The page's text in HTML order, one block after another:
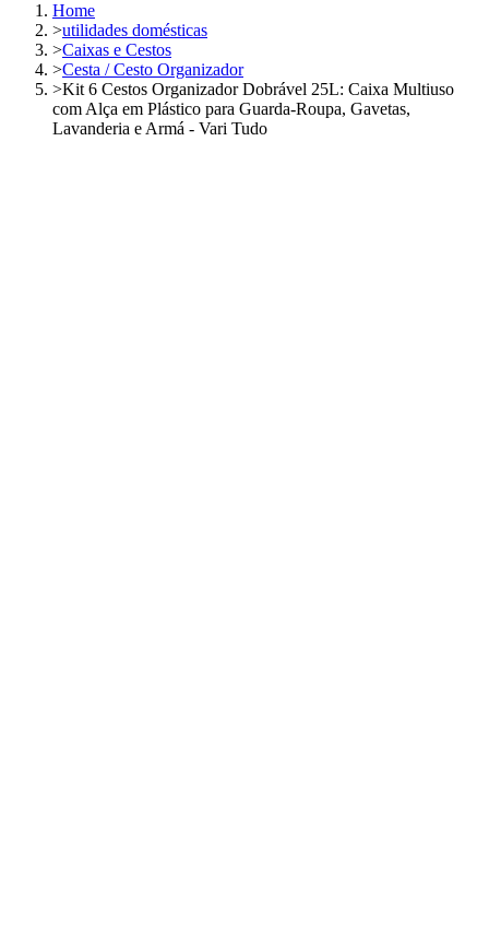
Home
>utilidades domésticas
>Caixas e Cestos
>Cesta / Cesto Organizador
>Kit 6 Cestos Organizador Dobrável 25L: Caixa Multiuso
com Alça em Plástico para Guarda-Roupa, Gavetas,
Lavanderia e Armá - Vari Tudo